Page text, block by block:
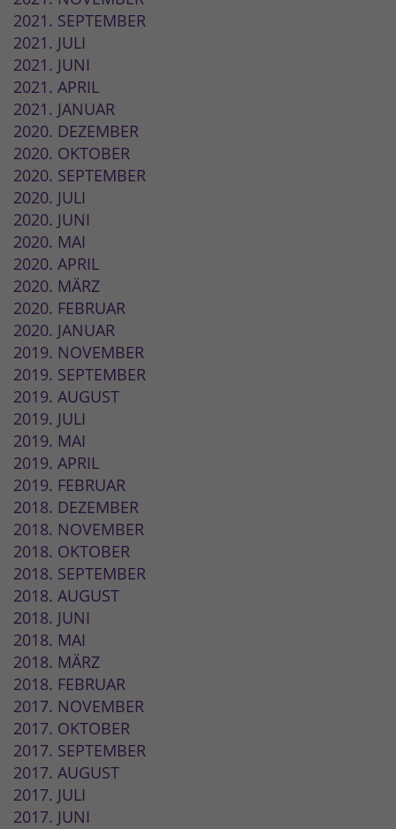
2021. SEPTEMBER
2021. JULI
2021. JUNI
2021. APRIL
2021. JANUAR
2020. DEZEMBER
2020. OKTOBER
2020. SEPTEMBER
2020. JULI
2020. JUNI
2020. MAI
2020. APRIL
2020. MÄRZ
2020. FEBRUAR
2020. JANUAR
2019. NOVEMBER
2019. SEPTEMBER
2019. AUGUST
2019. JULI
2019. MAI
2019. APRIL
2019. FEBRUAR
2018. DEZEMBER
2018. NOVEMBER
2018. OKTOBER
2018. SEPTEMBER
2018. AUGUST
2018. JUNI
2018. MAI
2018. MÄRZ
2018. FEBRUAR
2017. NOVEMBER
2017. OKTOBER
2017. SEPTEMBER
2017. AUGUST
2017. JULI
2017. JUNI